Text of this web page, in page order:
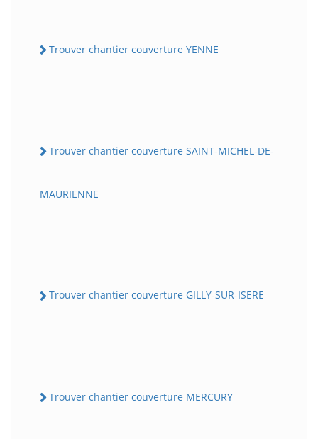
Trouver chantier couverture YENNE
Trouver chantier couverture SAINT-MICHEL-DE-
MAURIENNE
Trouver chantier couverture GILLY-SUR-ISERE
Trouver chantier couverture MERCURY